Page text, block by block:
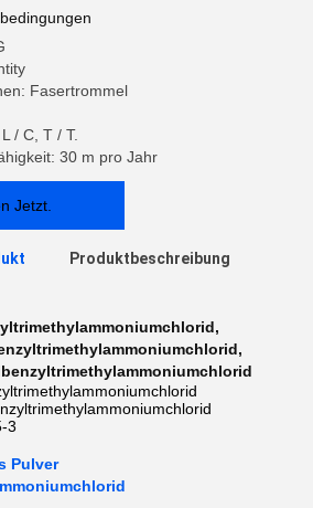
Fasertrommel
/ C, T / T.
30 m pro Jahr
Jetzt.
Produktbeschreibung
,
,
3
Pulver